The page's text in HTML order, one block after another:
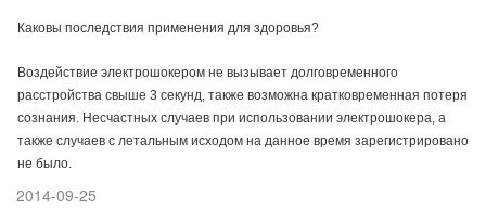
Каковы последствия применения для здоровья?
Воздействие электрошокером не вызывает долговременного
расстройства свыше 3 секунд, также возможна кратковременная потеря
сознания. Несчастных случаев при использовании электрошокера, а
также случаев с летальным исходом на данное время зарегистрировано
не было.
2014-09-25